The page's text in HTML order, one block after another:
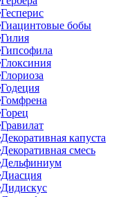
Гесперис
Гиацинтовые бобы
Гилия
Гипсофила
Глоксиния
Глориоза
Годеция
Гомфрена
Горец
Гравилат
Декоративная капуста
Декоративная смесь
Дельфиниум
Диасция
Дидискус